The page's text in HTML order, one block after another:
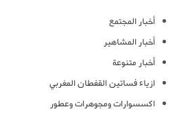
أخبار المجتمع
أخبار المشاهير
أخبار متنوعة
ازياء فساتين القفطان المغربي
اكسسوارات ومجوهرات وعطور